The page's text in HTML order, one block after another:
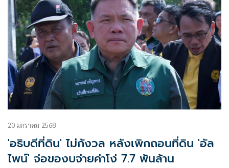
20 มกราคม 2568
'อธิบดีที่ดิน' ไม่กังวล หลังเพิกถอนที่ดิน 'อัล
ไพน์' จ่อของบจ่ายค่าโง่ 7.7 พันล้าน